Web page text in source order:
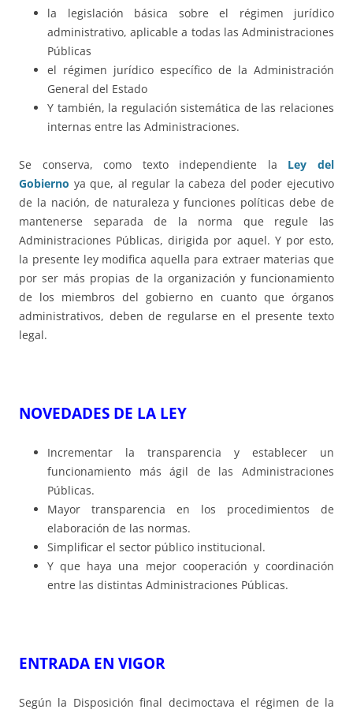
la legislación básica sobre el régimen jurídico
administrativo, aplicable a todas las Administraciones
Públicas
el régimen jurídico específico de la Administración
General del Estado
Y también, la regulación sistemática de las relaciones
internas entre las Administraciones.
Se conserva, como texto independiente la Ley del
Gobierno ya que, al regular la cabeza del poder ejecutivo
de la nación, de naturaleza y funciones políticas debe de
mantenerse separada de la norma que regule las
Administraciones Públicas, dirigida por aquel. Y por esto,
la presente ley modifica aquella para extraer materias que
por ser más propias de la organización y funcionamiento
de los miembros del gobierno en cuanto que órganos
administrativos, deben de regularse en el presente texto
legal.
NOVEDADES DE LA LEY
Incrementar la transparencia y establecer un
funcionamiento más ágil de las Administraciones
Públicas.
Mayor transparencia en los procedimientos de
elaboración de las normas.
Simplificar el sector público institucional.
Y que haya una mejor cooperación y coordinación
entre las distintas Administraciones Públicas.
ENTRADA EN VIGOR
Según la Disposición final decimoctava el régimen de la